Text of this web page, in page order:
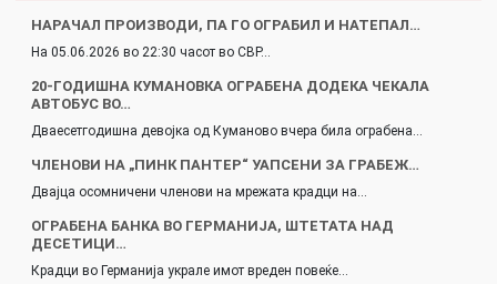
НАРАЧАЛ ПРОИЗВОДИ, ПА ГО ОГРАБИЛ И НАТЕПАЛ…
На 05.06.2026 во 22:30 часот во СВР…
20-ГОДИШНА КУМАНОВКА ОГРАБЕНА ДОДЕКА ЧЕКАЛА
АВТОБУС ВО…
Дваесетгодишна девојка од Куманово вчера била ограбена…
ЧЛЕНОВИ НА „ПИНК ПАНТЕР“ УАПСЕНИ ЗА ГРАБЕЖ…
Двајца осомничени членови на мрежата крадци на…
ОГРАБЕНА БАНКА ВО ГЕРМАНИЈА, ШТЕТАТА НАД
ДЕСЕТИЦИ…
Крадци во Германија украле имот вреден повеќе…